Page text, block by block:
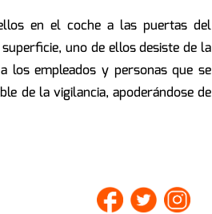
en el coche a las puertas del
uno de ellos desiste de la
los empleados y personas que se
de la vigilancia, apoderándose de